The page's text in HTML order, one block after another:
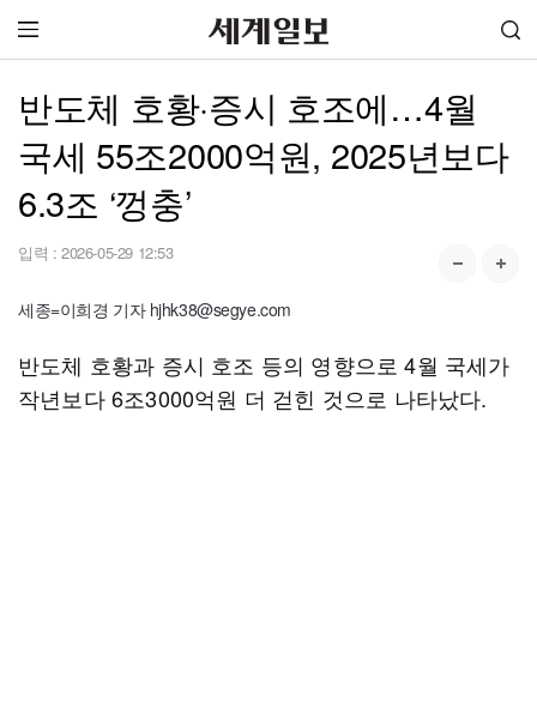
반도체 호황·증시 호조에…4월
국세 55조2000억원, 2025년보다
6.3조 ‘껑충’
입력 : 2026-05-29 12:53
세종=이희경 기자 hjhk38@segye.com
반도체 호황과 증시 호조 등의 영향으로 4월 국세가
작년보다 6조3000억원 더 걷힌 것으로 나타났다.